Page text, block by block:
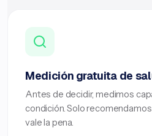
Medición gratuita de
Antes de decidir, medimos
condición. Solo
vale la pena.